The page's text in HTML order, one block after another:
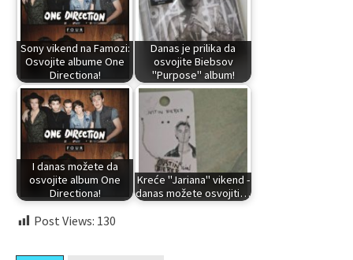
Sony vikend na Famozi:
Osvojite albume One
Directiona!
Danas je prilika da
osvojite Biebsov
"Purpose" album!
I danas možete da
osvojite album One
Directiona!
Kreće "Jariana" vikend -
danas možete osvojiti…
Post Views: 130